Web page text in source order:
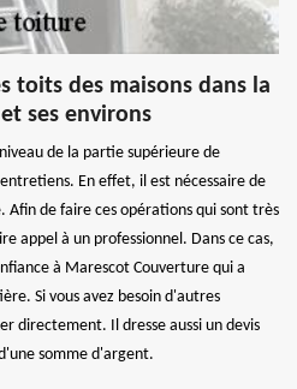
toits des maisons dans la
ses environs
de la partie supérieure de
En effet, il est nécessaire de
Afin de faire ces opérations qui sont très
appel à un professionnel. Dans ce cas,
à Marescot Couverture qui a
Si vous avez besoin d'autres
directement. Il dresse aussi un devis
somme d'argent.